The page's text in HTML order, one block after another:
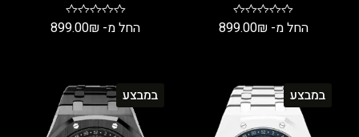
החל מ- 899.00₪ החל מ- 899.00₪
במבצע במבצע